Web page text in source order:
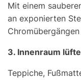
Mit einem
an exponierten
3. Innenraum
Teppiche,